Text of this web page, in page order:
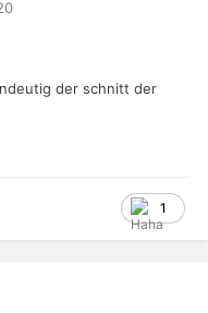
der schnitt der
1